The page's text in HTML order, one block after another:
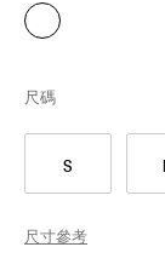
S
尺碼
尺寸參考